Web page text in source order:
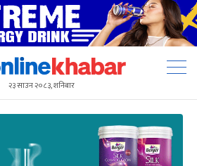
२३ साउन २०८३, शनिबार